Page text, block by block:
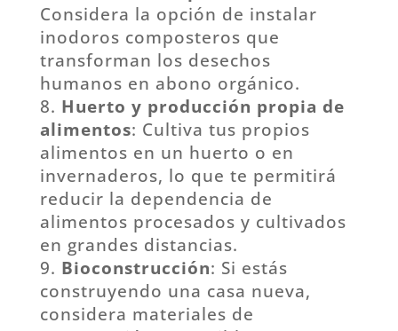
Considera la opción de instalar
inodoros composteros que
transforman los desechos
humanos en abono orgánico.
Huerto y producción propia de
alimentos: Cultiva tus propios
alimentos en un huerto o en
invernaderos, lo que te permitirá
reducir la dependencia de
alimentos procesados y cultivados
en grandes distancias.
Bioconstrucción: Si estás
construyendo una casa nueva,
considera materiales de